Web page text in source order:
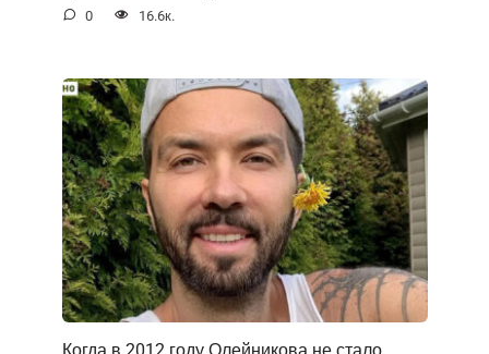
0 16.6к.
Когда в 2012 году Олейникова не стало,